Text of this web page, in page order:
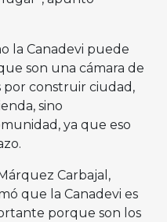
la Canadevi puede
son una cámara de
por construir ciudad,
sino
ya que eso
Carbajal,
que la Canadevi es
porque son los